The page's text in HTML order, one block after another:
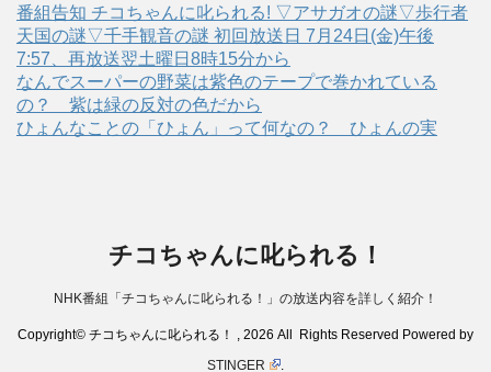
番組告知 チコちゃんに叱られる! ▽アサガオの謎▽歩行者
天国の謎▽千手観音の謎 初回放送日 7月24日(金)午後
7:57、再放送翌土曜日8時15分から
なんでスーパーの野菜は紫色のテープで巻かれている
の？ 紫は緑の反対の色だから
ひょんなことの「ひょん」って何なの？ ひょんの実
チコちゃんに叱られる！
NHK番組「チコちゃんに叱られる！」の放送内容を詳しく紹介！
Copyright© チコちゃんに叱られる！ , 2026 All Rights Reserved Powered by
STINGER
.